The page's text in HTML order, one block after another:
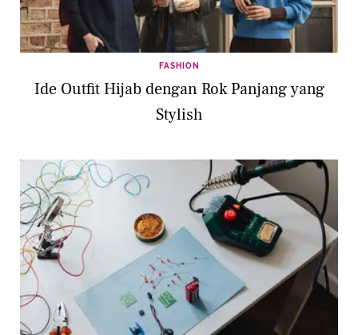
FASHION
Ide Outfit Hijab dengan Rok Panjang yang
Stylish